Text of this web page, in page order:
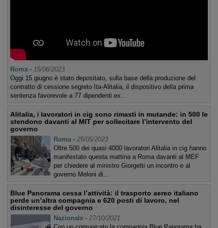
Roma - 15/06/2023
Oggi 15 giugno è stato depositato, sulla base della produzione del
contratto di cessione segreto Ita-Alitalia, il dispositivo della prima
sentenza favorevole a 77 dipendenti ex…
Alitalia, i lavoratori in cig sono rimasti in mutande: in 500 le
stendono davanti al MIT per sollecitare l’intervento del
governo
Roma - 25/05/2023
Oltre 500 dei quasi 4000 lavoratori Alitalia in cig hanno
manifestato questa mattina a Roma davanti al MEF
per chiedere al ministro Giorgetti un incontro e al
governo Meloni di…
Blue Panorama cessa l’attività: il trasporto aereo italiano
perde un’altra compagnia e 620 posti di lavoro, nel
disinteresse del governo
Nazionale - 27/10/2021